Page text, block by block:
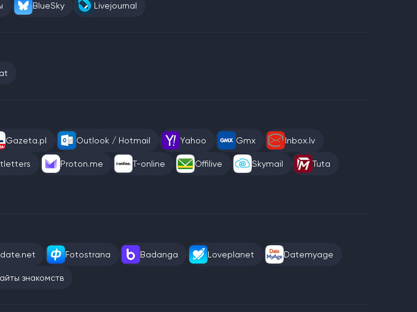
BlueSky Livejournal
Gazeta.pl Outlook / Hotmail Yahoo Gmx Inbox.lv
Proton.me T-online Offilive Skymail Tuta
Fotostrana Badanga Loveplanet Datemyage
знакомств